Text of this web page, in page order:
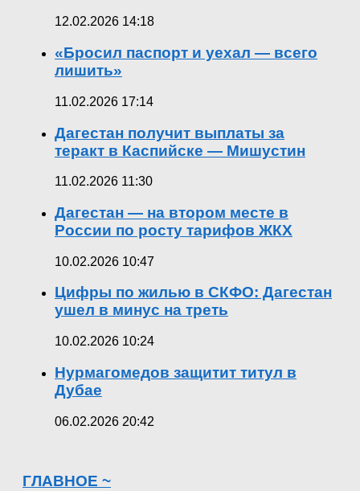
12.02.2026 14:18
«Бросил паспорт и уехал — всего
лишить»
11.02.2026 17:14
Дагестан получит выплаты за
теракт в Каспийске — Мишустин
11.02.2026 11:30
Дагестан — на втором месте в
России по росту тарифов ЖКХ
10.02.2026 10:47
Цифры по жилью в СКФО: Дагестан
ушел в минус на треть
10.02.2026 10:24
Нурмагомедов защитит титул в
Дубае
06.02.2026 20:42
ГЛАВНОЕ ~